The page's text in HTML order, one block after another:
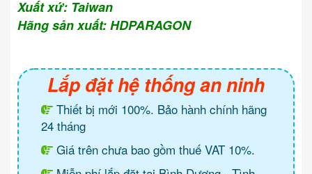
Xuất xứ: Taiwan
Hãng sản xuất: HDPARAGON
Lắp đặt hệ thống an ninh
Thiết bị mới 100%. Bảo hành chính hãng
24 tháng
Giá trên chưa bao gồm thuế VAT 10%.